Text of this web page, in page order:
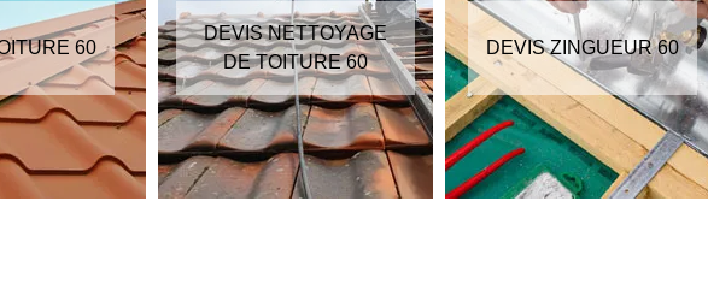
60
DEVIS NETTOYAGE
DE TOITURE 60
DEVIS ZINGUEUR 60